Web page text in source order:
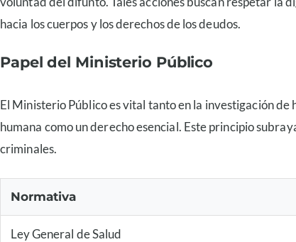
hacia los cuerpos y los derechos de los deudos.
Papel del Ministerio Público
El Ministerio Público es vital tanto en la investigación
humana como un derecho esencial. Este principio
criminales.
Normativa
Ley General de Salud